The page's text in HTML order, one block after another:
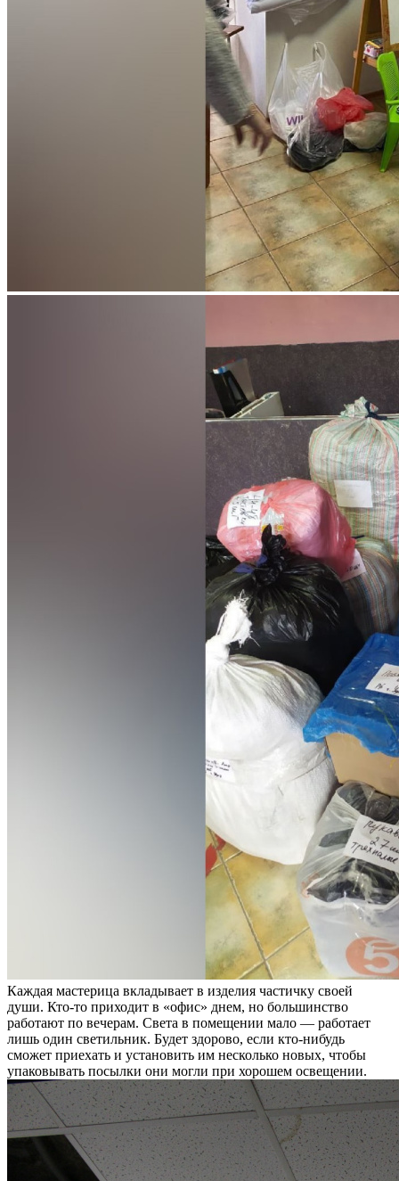
Каждая мастерица вкладывает в изделия частичку своей
души. Кто-то приходит в «офис» днем, но большинство
работают по вечерам. Света в помещении мало — работает
лишь один светильник. Будет здорово, если кто-нибудь
сможет приехать и установить им несколько новых, чтобы
упаковывать посылки они могли при хорошем освещении.